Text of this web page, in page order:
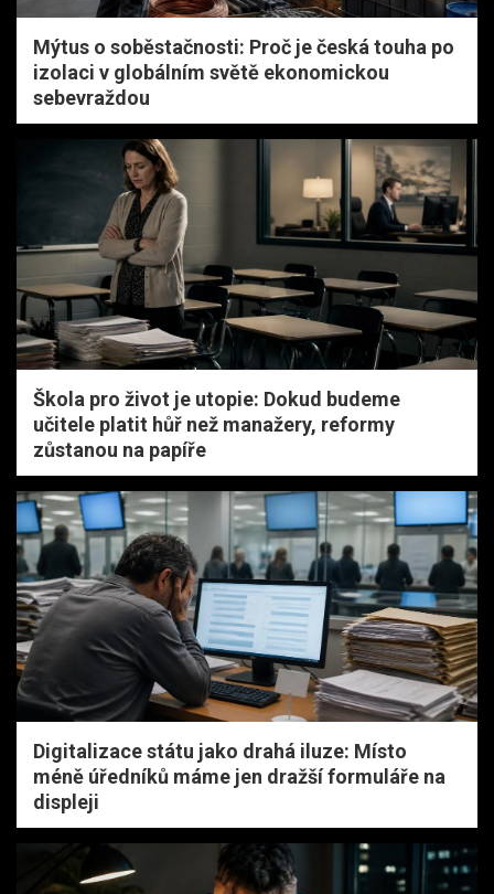
Mýtus o soběstačnosti: Proč je česká touha po
izolaci v globálním světě ekonomickou
sebevraždou
Škola pro život je utopie: Dokud budeme
učitele platit hůř než manažery, reformy
zůstanou na papíře
Digitalizace státu jako drahá iluze: Místo
méně úředníků máme jen dražší formuláře na
displeji